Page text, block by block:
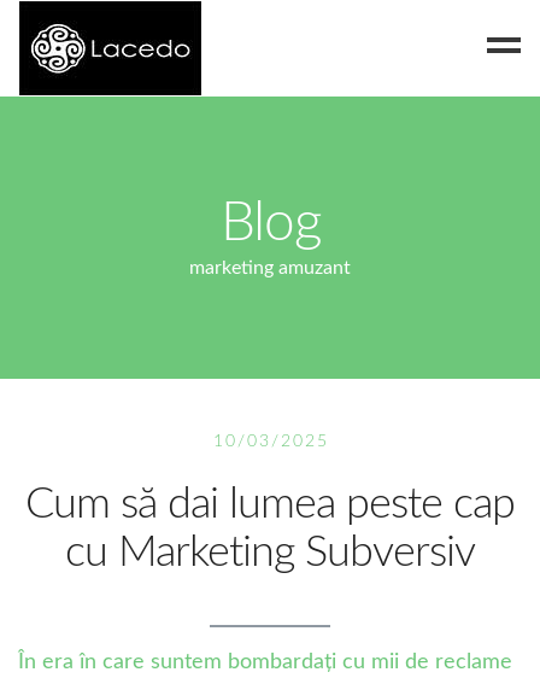
Blog
marketing amuzant
10/03/2025
Cum să dai lumea peste cap
cu Marketing Subversiv
În era în care suntem bombardați cu mii de reclame